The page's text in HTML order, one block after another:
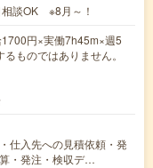
談OK ※8月～！
円×実働7h45m×週5
ものではありません。
仕入先への見積依頼・発
・発注・検収デ…